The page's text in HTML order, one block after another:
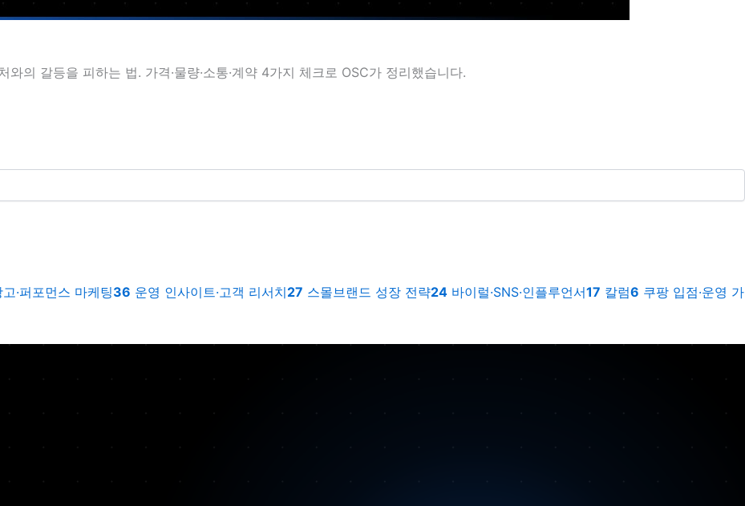
의 갈등을 피하는 법. 가격·물량·소통·계약 4가지 체크로 OSC가 정리했습니다.
고·퍼포먼스 마케팅36 운영 인사이트·고객 리서치27 스몰브랜드 성장 전략24 바이럴·SNS·인플루언서17 칼럼6 쿠팡 입점·운영 가